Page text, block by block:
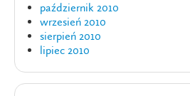
październik 2010
wrzesień 2010
sierpień 2010
lipiec 2010